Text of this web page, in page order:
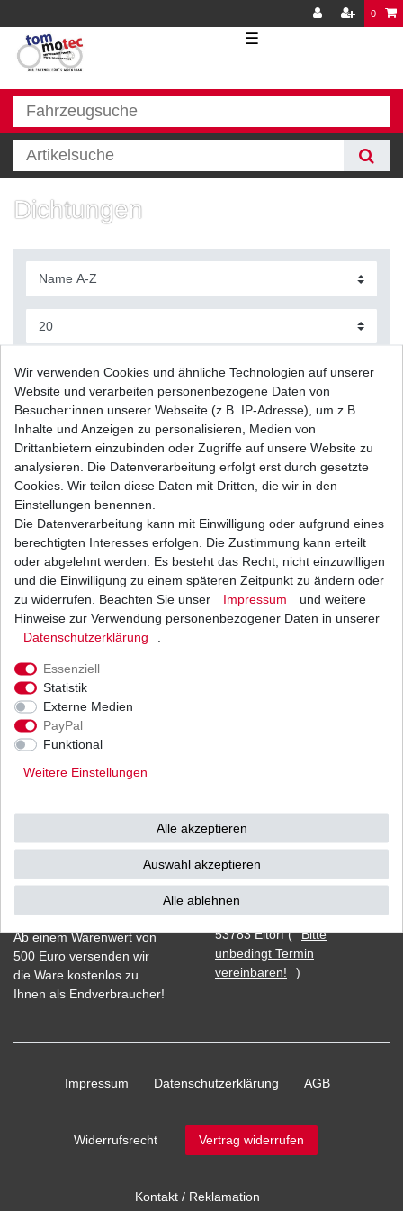
0
☰
Dichtungen
Dichtung Kupplungsdeckel Honda CA 125
Rebel JC24 JC26 1995-2000
UVP 13,21 € 11,99 € *
1 Stück
Dichtung Lichtmaschine Honda CA 125 Rebel
JC24 JC26 1995 - 2000
UVP 7,84 €
Ab einem Warenwert von
500 Euro versenden wir
die Ware kostenlos zu
Ihnen als Endverbraucher!
Vorkasse
Barzahlung bei Abholung in
53783 Eitorf (
Bitte
unbedingt Termin
vereinbaren!
)
Impressum Daten­schutz­erklärung AGB
Widerrufs­recht Vertrag widerrufen
Kontakt / Reklamation
Wir verwenden Cookies und ähnliche Technologien auf unserer
Website und verarbeiten personenbezogene Daten von
Besucher:innen unserer Webseite (z.B. IP-Adresse), um z.B.
Inhalte und Anzeigen zu personalisieren, Medien von
Drittanbietern einzubinden oder Zugriffe auf unsere Website zu
analysieren. Die Datenverarbeitung erfolgt erst durch gesetzte
Cookies. Wir teilen diese Daten mit Dritten, die wir in den
Einstellungen benennen.
Die Datenverarbeitung kann mit Einwilligung oder aufgrund eines
berechtigten Interesses erfolgen. Die Zustimmung kann erteilt
oder abgelehnt werden. Es besteht das Recht, nicht einzuwilligen
und die Einwilligung zu einem späteren Zeitpunkt zu ändern oder
zu widerrufen. Beachten Sie unser
Impressum
und weitere
Hinweise zur Verwendung personenbezogener Daten in unserer
Daten­schutz­erklärung
Essenziell
Statistik
Externe Medien
PayPal
Funktional
Weitere Einstellungen
Alle akzeptieren
Auswahl akzeptieren
Alle ablehnen